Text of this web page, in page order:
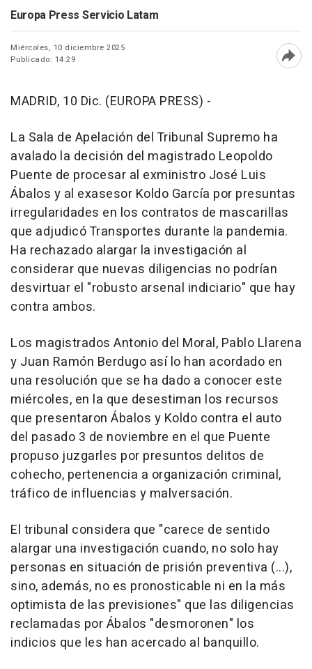
Europa Press Servicio Latam
Miércoles, 10 diciembre 2025
Publicado: 14:29
MADRID, 10 Dic. (EUROPA PRESS) -
La Sala de Apelación del Tribunal Supremo ha
avalado la decisión del magistrado Leopoldo
Puente de procesar al exministro José Luis
Ábalos y al exasesor Koldo García por presuntas
irregularidades en los contratos de mascarillas
que adjudicó Transportes durante la pandemia.
Ha rechazado alargar la investigación al
considerar que nuevas diligencias no podrían
desvirtuar el "robusto arsenal indiciario" que hay
contra ambos.
Los magistrados Antonio del Moral, Pablo Llarena
y Juan Ramón Berdugo así lo han acordado en
una resolución que se ha dado a conocer este
miércoles, en la que desestiman los recursos
que presentaron Ábalos y Koldo contra el auto
del pasado 3 de noviembre en el que Puente
propuso juzgarles por presuntos delitos de
cohecho, pertenencia a organización criminal,
tráfico de influencias y malversación.
El tribunal considera que "carece de sentido
alargar una investigación cuando, no solo hay
personas en situación de prisión preventiva (...),
sino, además, no es pronosticable ni en la más
optimista de las previsiones" que las diligencias
reclamadas por Ábalos "desmoronen" los
indicios que les han acercado al banquillo.